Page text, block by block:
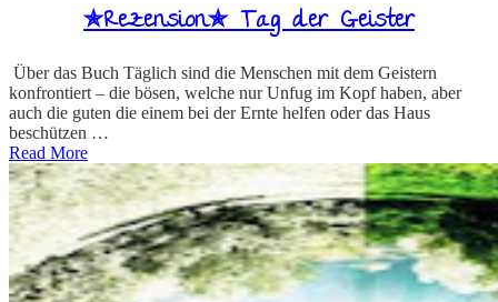
✯Rezension✯ Tag der Geister
Über das Buch Täglich sind die Menschen mit dem Geistern
konfrontiert – die bösen, welche nur Unfug im Kopf haben, aber
auch die guten die einem bei der Ernte helfen oder das Haus
beschützen …
Read More